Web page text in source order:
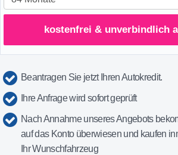
kostenfrei & unverbindlich
Beantragen Sie jetzt Ihren Autokredit.
Ihre Anfrage wird sofort geprüft
Nach Annahme unseres Angebots
auf das Konto überwiesen und kaufen
Ihr Wunschfahrzeug